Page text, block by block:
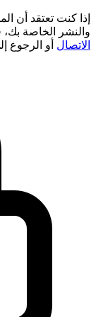
إذا كنت تعتقد أن
والنشر الخاصة بك،
الاتصال أو الرجوع